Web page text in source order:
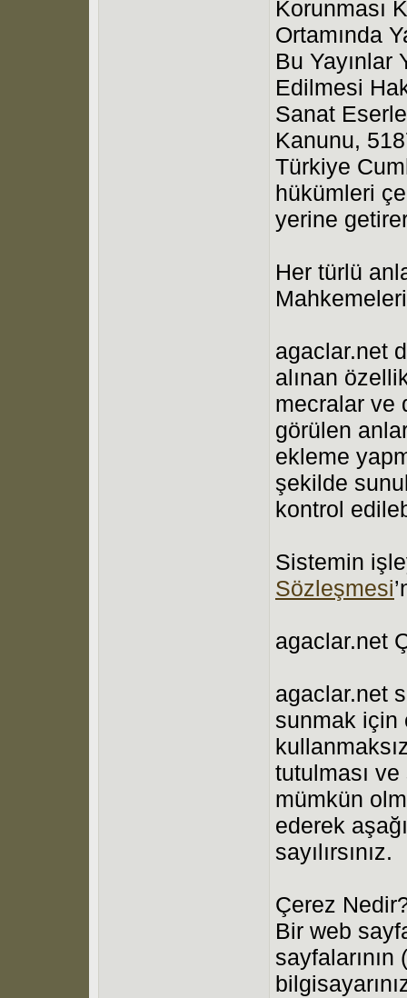
Korunması
Ortamında
Bu
Edilmesi
Sanat
Kanunu,
Türkiye
hükümleri
yerine
Her türlü
agaclar.net
alınan
mecralar ve
görülen
ekleme
şekilde
kontrol
Sistemin
Sözleşmesi
agaclar.net
agaclar.net
sunmak için
tutulması
mümkün
ederek
sayılırsınız.
Çerez
Bir web
sayfalarının